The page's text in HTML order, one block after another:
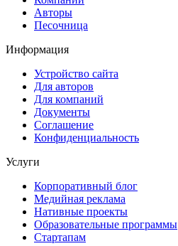
Авторы
Песочница
Информация
Устройство сайта
Для авторов
Для компаний
Документы
Соглашение
Конфиденциальность
Услуги
Корпоративный блог
Медийная реклама
Нативные проекты
Образовательные программы
Стартапам